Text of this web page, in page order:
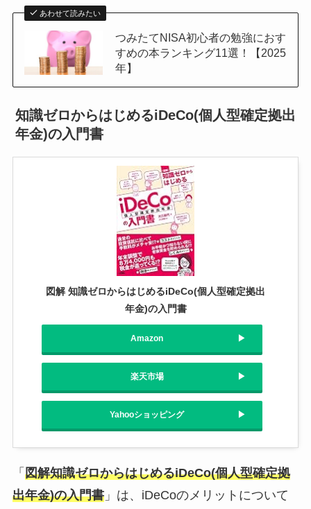
あわせて読みたい
つみたてNISA初心者の勉強におす
すめの本ランキング11選！【2025
年】
知識ゼロからはじめるiDeCo(個人型確定拠出
年金)の入門書
図解 知識ゼロからはじめるiDeCo(個人型確定拠出
年金)の入門書
Amazon
楽天市場
Yahooショッピング
「 図解知識ゼロからはじめるiDeCo(個人型確定拠
出年金)の入門書」は、iDeCoのメリットについて